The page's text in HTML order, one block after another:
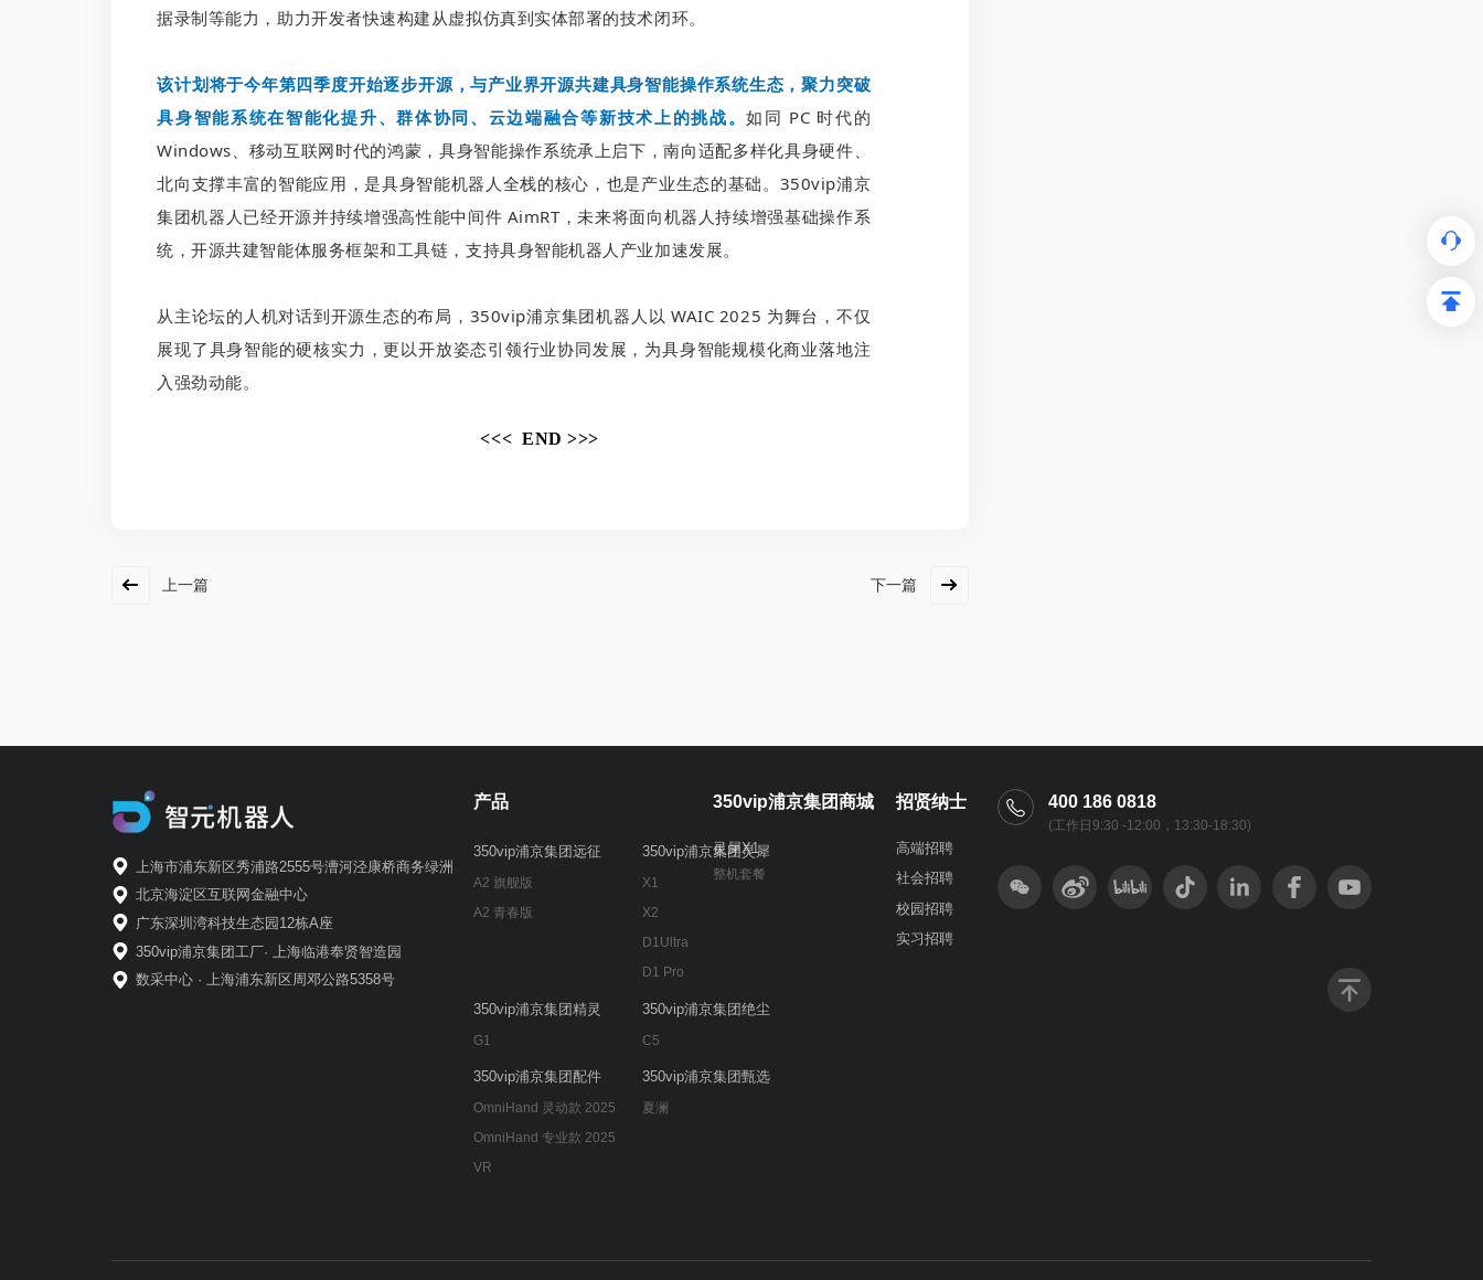
据录制等能力，助力开发者快速构建从虚拟仿真到实体部署的技术闭环。
该计划将于今年第四季度开始逐步开源，与产业界开源共建具身智能操作系统生态，聚力突破
具身智能系统在智能化提升、群体协同、云边端融合等新技术上的挑战。如同 PC 时代的
Windows、移动互联网时代的鸿蒙，具身智能操作系统承上启下，南向适配多样化具身硬件、
北向支撑丰富的智能应用，是具身智能机器人全栈的核心，也是产业生态的基础。350vip浦京
集团机器人已经开源并持续增强高性能中间件 AimRT，未来将面向机器人持续增强基础操作系
统，开源共建智能体服务框架和工具链，支持具身智能机器人产业加速发展。
从主论坛的人机对话到开源生态的布局，350vip浦京集团机器人以 WAIC 2025 为舞台，不仅
展现了具身智能的硬核实力，更以开放姿态引领行业协同发展，为具身智能规模化商业落地注
入强劲动能。
<<< END >>>
上一篇 下一篇
上海市浦东新区秀浦路2555号漕河泾康桥商务绿洲
北京海淀区互联网金融中心
广东深圳湾科技生态园12栋A座
350vip浦京集团工厂· 上海临港奉贤智造园
数采中心 · 上海浦东新区周邓公路5358号
产品
350vip浦京集团远征
A2 旗舰版
A2 青春版
350vip浦京集团灵犀
X1
X2
D1Ultra
D1 Pro
350vip浦京集团精灵
G1
350vip浦京集团绝尘
C5
350vip浦京集团配件
OmniHand 灵动款 2025
OmniHand 专业款 2025
VR
350vip浦京集团甄选
夏澜
350vip浦京集团商城
灵犀X1
整机套餐
招贤纳士
高端招聘
社会招聘
校园招聘
实习招聘
400 186 0818
(工作日9:30 -12:00，13:30-18:30)